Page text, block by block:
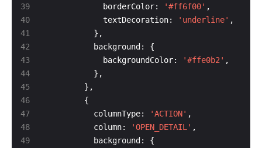
39
40
43
44
45
46
47
48
49
            borderColor:
'#ff6f00'
            textDecoration:
'underline'
            backgroundColor:
'#ffe0b2'
          columnType:
'ACTION'
          column:
'OPEN_DETAIL'